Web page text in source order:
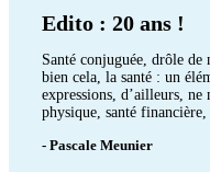
Edito : 20 ans !
Santé conjuguée, drôle
bien cela, la santé : un
expressions, d’ailleurs, ne
physique, santé
- Pascale Meunier